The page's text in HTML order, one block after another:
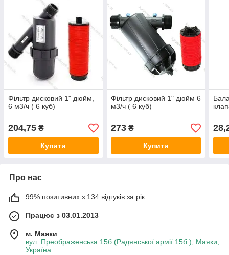
Фільтр дисковий 1" дюйм,
6 м3/ч ( 6 куб)
204,75 ₴
Купити
Фільтр дисковий 1" дюйм 6
м3/ч ( 6 куб)
273₴
Купити
Про нас
99% позитивних з 134 відгуків за рік
Працює з 03.01.2013
м. Маяки
вул. Преображенська 15б (Радянської армії 15б ), Маяки,
Україна